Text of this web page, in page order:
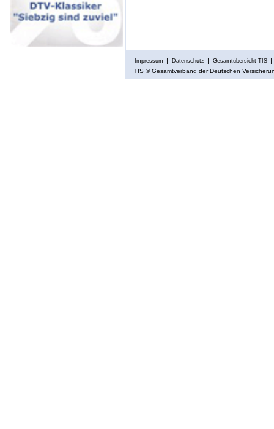
Impressum Datenschutz Gesamtübersicht TIS
TIS © Gesamtverband der Deutschen